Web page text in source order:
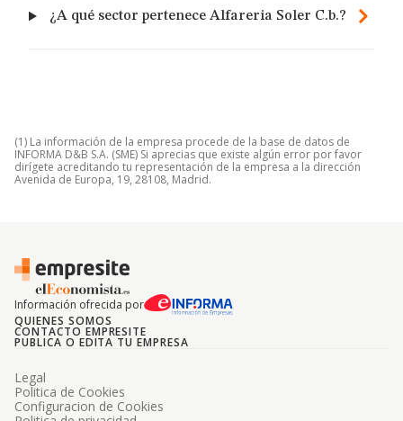
¿A qué sector pertenece Alfareria Soler C.b.?
(1) La información de la empresa procede de la base de datos de
INFORMA D&B S.A. (SME) Si aprecias que existe algún error por favor
dirígete acreditando tu representación de la empresa a la dirección
Avenida de Europa, 19, 28108, Madrid.
Información ofrecida por
QUIENES SOMOS
CONTACTO EMPRESITE
PUBLICA O EDITA TU EMPRESA
Legal
Politica de Cookies
Configuracion de Cookies